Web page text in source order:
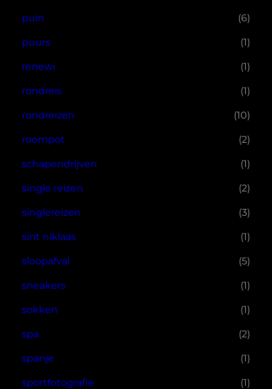
puin (6)
puurs (1)
renewi (1)
rondreis (1)
rondreizen (10)
roompot (2)
schapendrijven (1)
single reizen (2)
singlereizen (3)
sint niklaas (1)
sloopafval (5)
sneakers (1)
sokken (1)
spa (2)
spanje (1)
sportfotografie (1)